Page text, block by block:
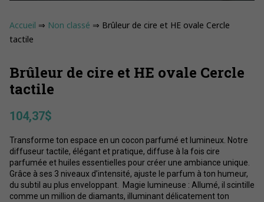
Accueil ⇒ Non classé ⇒ Brûleur de cire et HE ovale Cercle
tactile
Brûleur de cire et HE ovale Cercle
tactile
104,37$
Transforme ton espace en un cocon parfumé et lumineux. Notre
diffuseur tactile, élégant et pratique, diffuse à la fois cire
parfumée et huiles essentielles pour créer une ambiance unique.
Grâce à ses 3 niveaux d’intensité, ajuste le parfum à ton humeur,
du subtil au plus enveloppant. Magie lumineuse : Allumé, il scintille
comme un million de diamants, illuminant délicatement ton